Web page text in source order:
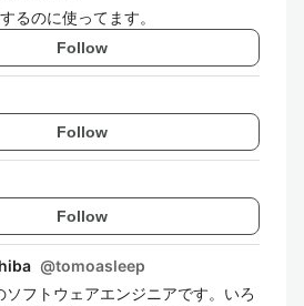
るのに使ってます。
Follow
Follow
Follow
@tomoasleep
フトウェアエンジニアです。いろ